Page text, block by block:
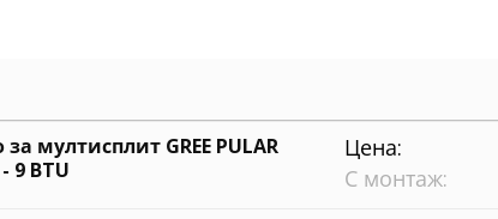
мултисплит GREE PULAR
9 BTU
Цена:
С монтаж: